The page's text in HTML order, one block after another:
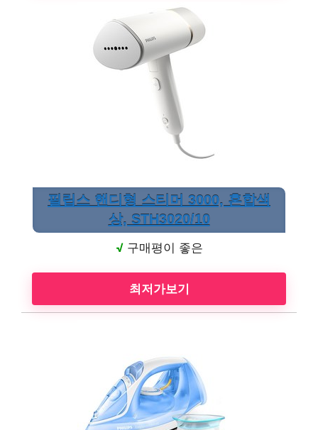
필립스 핸디형 스티머 3000, 혼합색
상, STH3020/10
√구매평이 좋은
최저가보기